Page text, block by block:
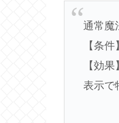
通常魔
【条
【効
表示で